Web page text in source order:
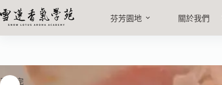
芬芳園地 關於我們
已售完